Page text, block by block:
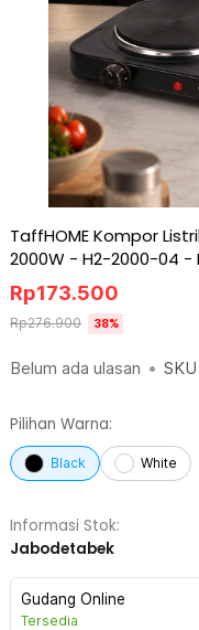
TaffHOME Kompor
2000W - H2-2000-04 -
Belum ada ulasan • SKU
Rp173.500
Rp276.900 38%
Pilihan Warna:
Black White
Informasi Stok:
Jabodetabek
Gudang Online
Tersedia